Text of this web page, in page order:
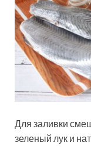
Для заливки
зеленый лук и